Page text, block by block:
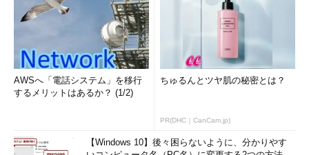
AWSへ「電話システム」を移行
するメリットはあるか？ (1/2)
ちゅるんとツヤ肌の秘密とは？
PR(DHC｜CanCam.jp)
【Windows 10】後々困らないように、分かりやす